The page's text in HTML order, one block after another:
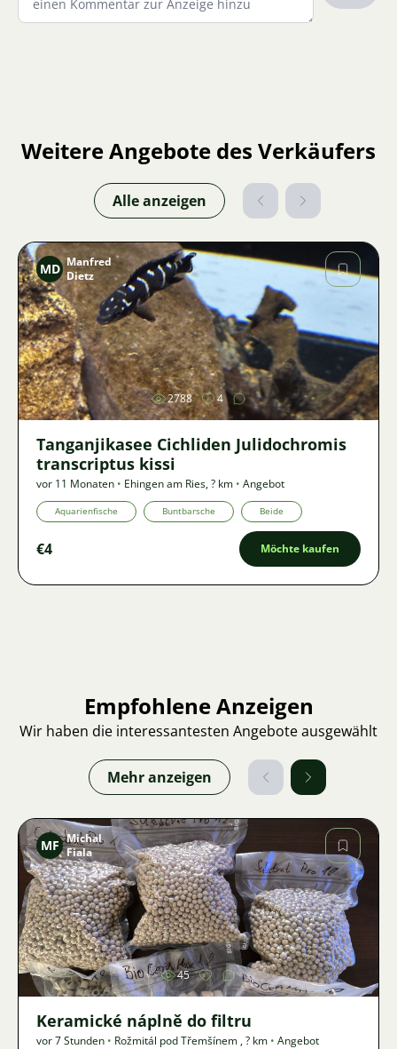
Weitere Angebote des Verkäufers
Alle anzeigen
Bild
MD Manfred
Dietz
2788 4
Tanganjikasee Cichliden Julidochromis
transcriptus kissi
vor 11 Monaten • Ehingen am Ries,? km • Angebot
Aquarienfische Buntbarsche Beide
€4 Möchte kaufen
Empfohlene Anzeigen
Wir haben die interessantesten Angebote ausgewählt
Mehr anzeigen
Bild
MF Michal
Fiala
45
Keramické náplně do filtru
vor 7 Stunden • Rožmitál pod Třemšínem ,? km • Angebot